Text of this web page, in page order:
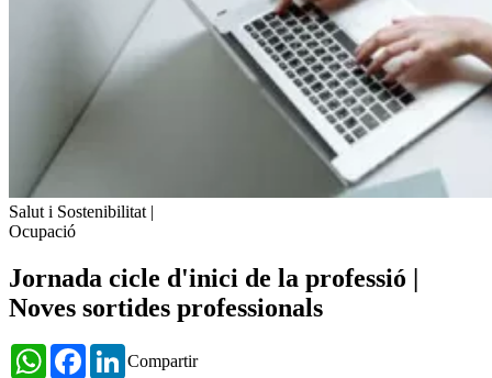
Salut i Sostenibilitat |
Ocupació
Jornada cicle d'inici de la professió |
Noves sortides professionals
Compartir
WhatsAppFacebookLinkedIn